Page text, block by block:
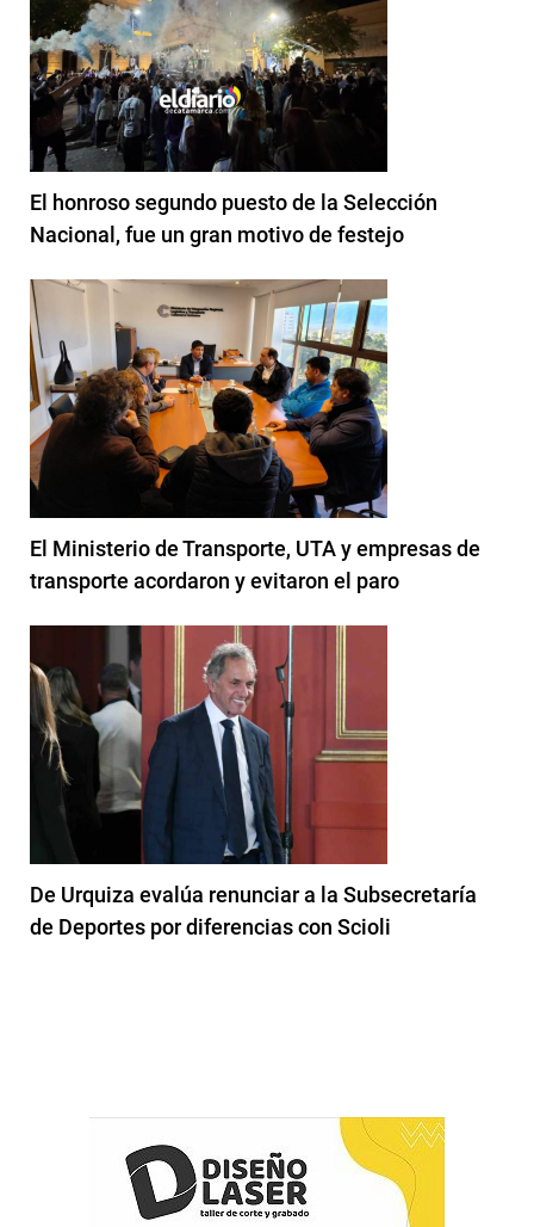
El honroso segundo puesto de la Selección
Nacional, fue un gran motivo de festejo
El Ministerio de Transporte, UTA y empresas de
transporte acordaron y evitaron el paro
De Urquiza evalúa renunciar a la Subsecretaría
de Deportes por diferencias con Scioli